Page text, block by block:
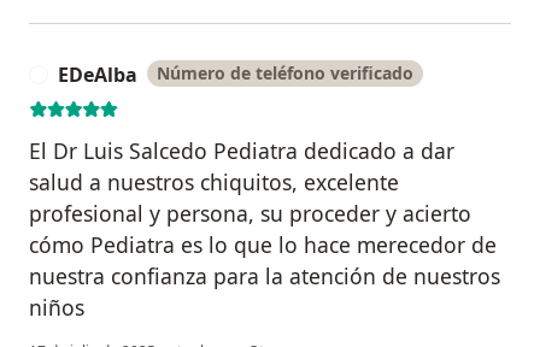
EDeAlba Número de teléfono verificado
El Dr Luis Salcedo Pediatra dedicado a dar
salud a nuestros chiquitos, excelente
profesional y persona, su proceder y acierto
cómo Pediatra es lo que lo hace merecedor de
nuestra confianza para la atención de nuestros
niños